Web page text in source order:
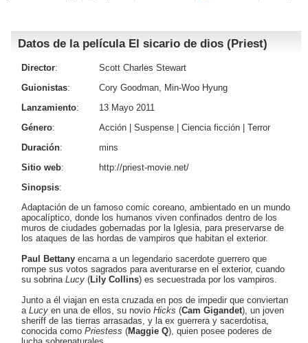
Iniciar sesión Crear cuenta
Datos de la película El sicario de dios (Priest)
Director:
Scott Charles Stewart
Guionistas:
Cory Goodman, Min-Woo Hyung
Lanzamiento:
13 Mayo 2011
Género: Acción Suspense Ciencia ficción
Terror
Duración:
mins
Sitio web:
http://priest-movie.net/
Sinopsis:
Adaptación de un famoso comic coreano, ambientado en un mundo
apocalíptico, donde los humanos viven confinados dentro de los
muros de ciudades gobernadas por la Iglesia, para preservarse de
los ataques de las hordas de vampiros que habitan el exterior.
Paul Bettany encarna a un legendario sacerdote guerrero que
rompe sus votos sagrados para aventurarse en el exterior, cuando
su sobrina Lucy (Lily Collins) es secuestrada por los vampiros.
Junto a él viajan en esta cruzada en pos de impedir que conviertan
a Lucy en una de ellos, su novio Hicks (Cam Gigandet), un joven
sheriff de las tierras arrasadas, y la ex guerrera y sacerdotisa,
conocida como Priestess (Maggie Q), quien posee poderes de